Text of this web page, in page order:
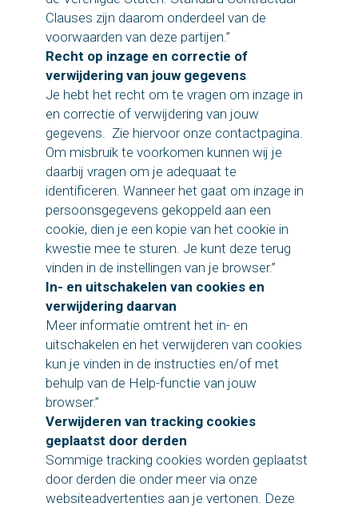
Clauses zijn daarom onderdeel van de
voorwaarden van deze partijen.”
Recht op inzage en correctie of
verwijdering van jouw gegevens
Je hebt het recht om te vragen om inzage in
en correctie of verwijdering van jouw
gegevens. Zie hiervoor onze contactpagina.
Om misbruik te voorkomen kunnen wij je
daarbij vragen om je adequaat te
identificeren. Wanneer het gaat om inzage in
persoonsgegevens gekoppeld aan een
cookie, dien je een kopie van het cookie in
kwestie mee te sturen. Je kunt deze terug
vinden in de instellingen van je browser.”
In- en uitschakelen van cookies en
verwijdering daarvan
Meer informatie omtrent het in- en
uitschakelen en het verwijderen van cookies
kun je vinden in de instructies en/of met
behulp van de Help-functie van jouw
browser.”
Verwijderen van tracking cookies
geplaatst door derden
Sommige tracking cookies worden geplaatst
door derden die onder meer via onze
websiteadvertenties aan je vertonen. Deze